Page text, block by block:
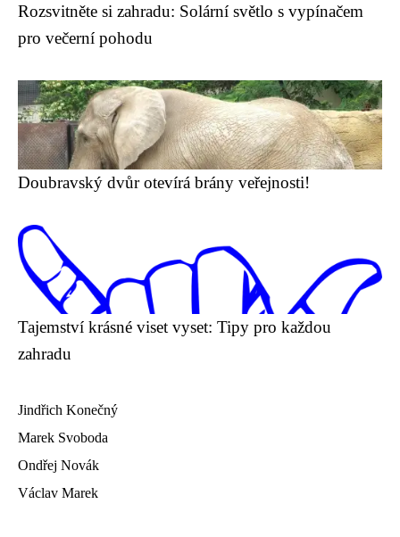
Rozsvitněte si zahradu: Solární světlo s vypínačem
pro večerní pohodu
Doubravský dvůr otevírá brány veřejnosti!
Tajemství krásné viset vyset: Tipy pro každou
zahradu
Jindřich Konečný
Marek Svoboda
Ondřej Novák
Václav Marek